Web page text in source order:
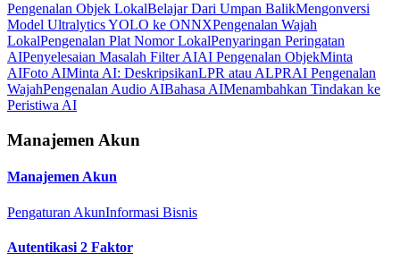
Pengenalan Objek LokalBelajar Dari Umpan BalikMengonversi
Model Ultralytics YOLO ke ONNXPengenalan Wajah
LokalPengenalan Plat Nomor LokalPenyaringan Peringatan
AIPenyelesaian Masalah Filter AIAI Pengenalan ObjekMinta
AIFoto AIMinta AI: DeskripsikanLPR atau ALPRAI Pengenalan
WajahPengenalan Audio AIBahasa AIMenambahkan Tindakan ke
Peristiwa AI
Manajemen Akun
Manajemen Akun
Pengaturan AkunInformasi Bisnis
Autentikasi 2 Faktor